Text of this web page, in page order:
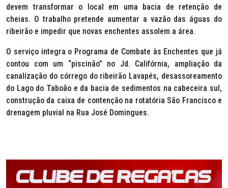
devem transformar o local em uma bacia de retenção de
cheias. O trabalho pretende aumentar a vazão das águas do
ribeirão e impedir que novas enchentes assolem a área.
O serviço integra o Programa de Combate às Enchentes que já
contou com um “piscinão” no Jd. Califórnia, ampliação da
canalização do córrego do ribeirão Lavapés, desassoreamento
do Lago do Taboão e da bacia de sedimentos na cabeceira sul,
construção da caixa de contenção na rotatória São Francisco e
drenagem pluvial na Rua José Domingues.